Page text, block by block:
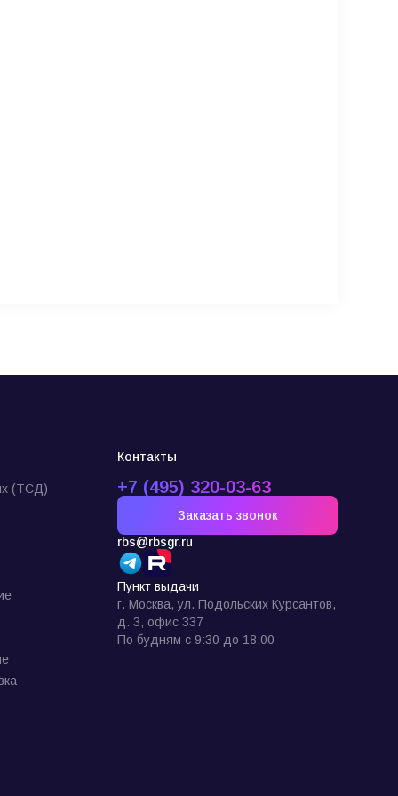
(ТСД)
Контакты
+7 (495) 320-03-63
Заказать звонок
rbs@rbsgr.ru
Пункт выдачи
г. Москва, ул. Подольских Курсантов,
д. 3, офис 337
По будням с 9:30 до 18:00